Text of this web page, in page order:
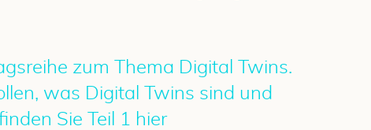
zum Thema Digital Twins.
was Digital Twins sind und
Sie Teil 1 hier